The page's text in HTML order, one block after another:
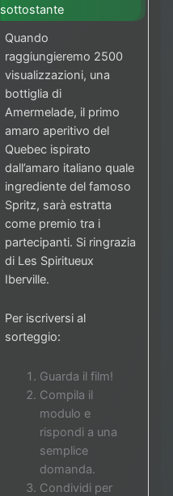
sottostante
Quando
raggiungieremo 2500
visualizzazioni, una
bottiglia di
Amermelade, il primo
amaro aperitivo del
Quebec ispirato
dall’amaro italiano quale
ingrediente del famoso
Spritz, sarà estratta
come premio tra i
partecipanti. Si ringrazia
di Les Spiritueux
Iberville.
Per iscriversi al
sorteggio:
Guarda il film!
Compila il
modulo e
rispondi a una
semplice
domanda.
Condividi per